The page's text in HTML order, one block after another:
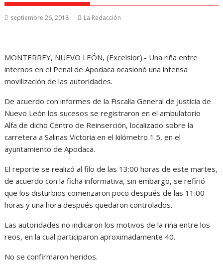
septiembre 26, 2018 La Redacción
MONTERREY, NUEVO LEÓN, (Excelsior).- Una riña entre
internos en el Penal de Apodaca ocasionó una intensa
movilización de las autoridades.
De acuerdo con informes de la Fiscalía General de Justicia de
Nuevo León los sucesos se registraron en el ambulatorio
Alfa de dicho Centro de Reinserción, localizado sobre la
carretera a Salinas Victoria en el kilómetro 1.5, en el
ayuntamiento de Apodaca.
El reporte se realizó al filo de las 13:00 horas de este martes,
de acuerdo con la ficha informativa, sin embargo, se refirió
que los disturbios comenzaron poco después de las 11:00
horas y una hora después quedaron controlados.
Las autoridades no indicaron los motivos de la riña entre los
reos, en la cual participaron aproximadamente 40.
No se confirmaron heridos.